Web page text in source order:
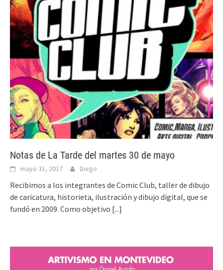
Notas de La Tarde del martes 30 de mayo
mayo 31, 2017 Diego
Recibimos a los integrantes de Comic Club, taller de dibujo
de caricatura, historieta, ilustración y dibujo digital, que se
fundó en 2009. Como objetivo [...]